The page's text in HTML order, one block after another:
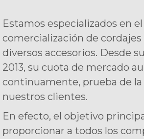
Estamos especializados en
comercialización de
diversos accesorios. Desde
2013, su cuota de mercado
continuamente, prueba de
nuestros clientes.
En efecto, el objetivo
proporcionar a todos los